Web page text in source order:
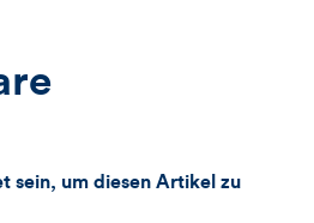
sein, um diesen Artikel zu